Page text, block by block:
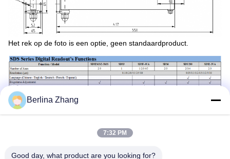
Het rek op de foto is een optie, geen standaardproduct.
Berlina Zhang
7:32 PM
Good day, what product are you looking for?